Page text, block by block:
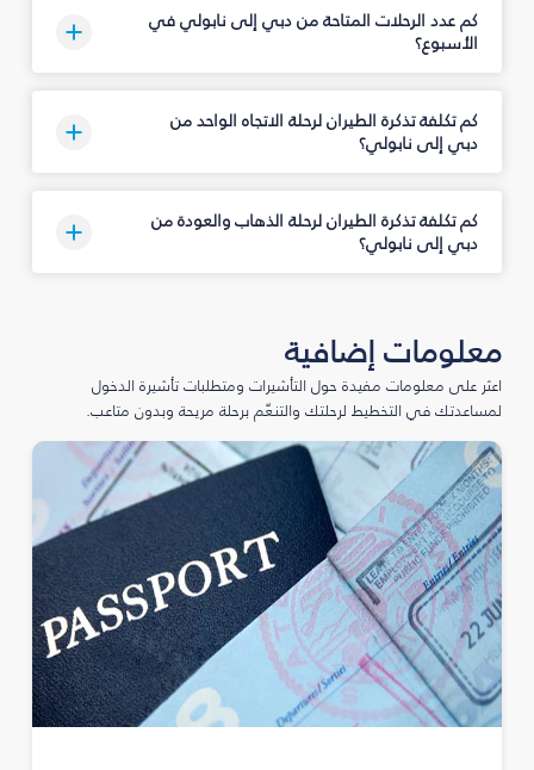
كم عدد الرحلات المتاحة من دبي إلى نابولي في
الأسبوع؟
كم تكلفة تذكرة الطيران لرحلة الاتجاه الواحد من
دبي إلى نابولي؟
كم تكلفة تذكرة الطيران لرحلة الذهاب والعودة من
دبي إلى نابولي؟
معلومات إضافية
اعثر على معلومات مفيدة حول التأشيرات ومتطلبات تأشيرة الدخول
لمساعدتك في التخطيط لرحلتك والتنعّم برحلة مريحة وبدون متاعب.